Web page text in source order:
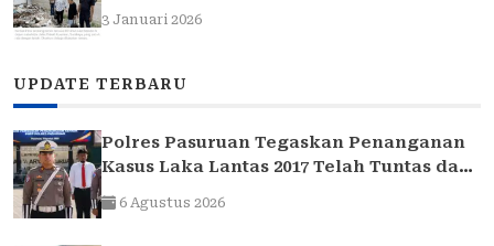
Elina
3 Januari 2026
UPDATE TERBARU
Polres Pasuruan Tegaskan Penanganan
Kasus Laka Lantas 2017 Telah Tuntas dan
Berkekuatan Hukum Tetap
6 Agustus 2026